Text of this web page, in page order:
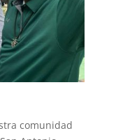
comunidad